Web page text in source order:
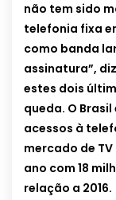
não tem sido
telefonia fixa
como banda
assinatura”,
estes dois
queda. O
acessos à
mercado de
ano com 18
relação a 2016.